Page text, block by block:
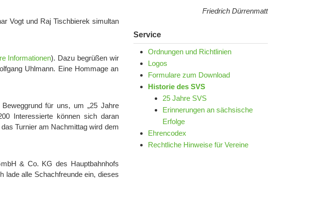
Vogt und Raj Tischbierek simultan
Informationen). Dazu begrüßen wir
Uhlmann. Eine Hommage an
für uns, um „25 Jahre
Interessierte können sich daran
Turnier am Nachmittag wird dem
& Co. KG des Hauptbahnhofs
lade alle Schachfreunde ein, dieses
Friedrich Dürrenmatt
Service
Ordnungen und Richtlinien
Logos
Formulare zum Download
Historie des SVS
25 Jahre SVS
Erinnerungen an sächsische
Erfolge
Ehrencodex
Rechtliche Hinweise für Vereine